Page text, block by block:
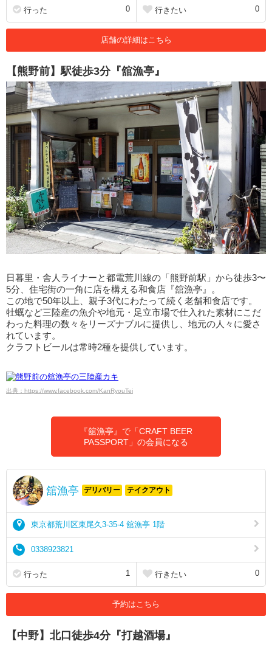
行った 0 行きたい 0
店舗の詳細はこちら
【熊野前】駅徒歩3分『舘漁亭』
日暮里・舎人ライナーと都電荒川線の「熊野前駅」から徒歩3〜
5分、住宅街の一角に店を構える和食店『舘漁亭』。
この地で50年以上、親子3代にわたって続く老舗和食店です。
牡蠣など三陸産の魚介や地元・足立市場で仕入れた素材にこだ
わった料理の数々をリーズナブルに提供し、地元の人々に愛さ
れています。
クラフトビールは常時2種を提供しています。
出典：https://www.facebook.com/KanRyouTei
『舘漁亭』で「CRAFT BEER
PASSPORT」の会員になる
舘漁亭 デリバリー テイクアウト
東京都荒川区東尾久3-35-4 舘漁亭 1階
0338923821
行った 1 行きたい 0
予約はこちら
【中野】北口徒歩4分『打越酒場』